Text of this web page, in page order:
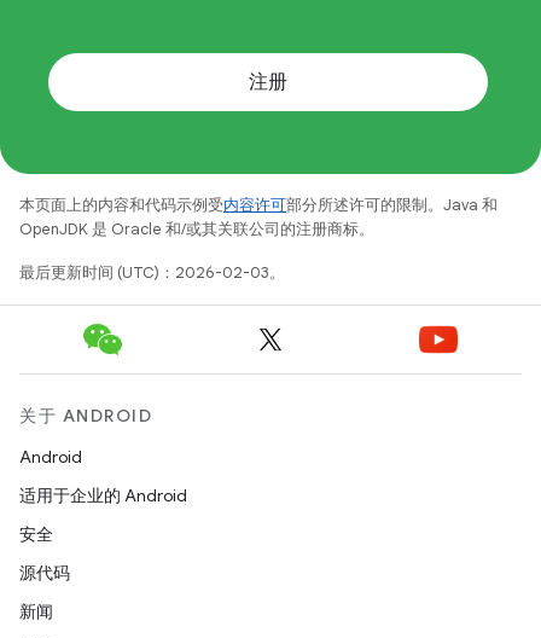
注册
本页面上的内容和代码示例受内容许可部分所述许可的限制。Java 和
OpenJDK 是 Oracle 和/或其关联公司的注册商标。
最后更新时间 (UTC)：2026-02-03。
关于 ANDROID
Android
适用于企业的 Android
安全
源代码
新闻